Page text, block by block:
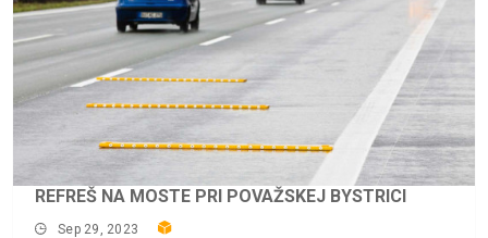
REFREŠ NA MOSTE PRI POVAŽSKEJ BYSTRICI
Sep 29, 2023